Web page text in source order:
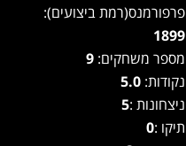
פרפורמנס(רמת ביצועים):
1899
מספר משחקים:
נקודות: 5.0
ניצחונות :5
תיקו :0